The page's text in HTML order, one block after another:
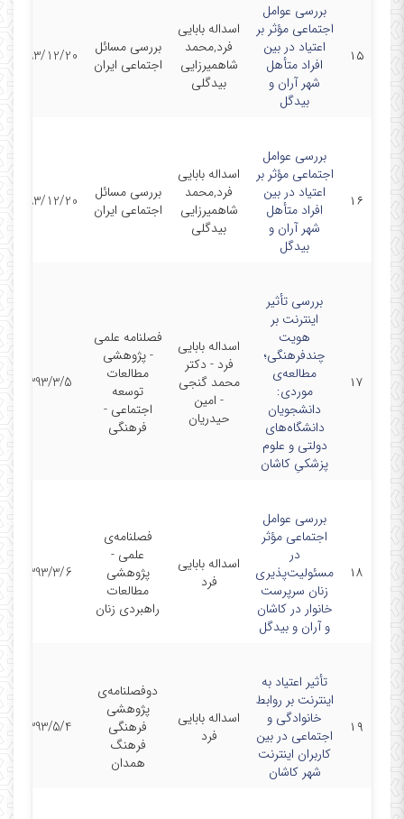
۱۵
بررسی عوامل
اجتماعی مؤثر بر
اعتیاد در بین
افراد متأهل
شهر آران و
بیدگل
اسداله بابایی
فرد,محمد
شاهمیرزایی
بیدگلی
بررسی مسائل
اجتماعی ایران
1393/12/20
۱۶
بررسی عوامل
اجتماعی مؤثر بر
اعتیاد در بین
افراد متأهل
شهر آران و
بیدگل
اسداله بابایی
فرد,محمد
شاهمیرزایی
بیدگلی
بررسی مسائل
اجتماعی ایران
1393/12/20
۱۷
بررسی تأثیر
اینترنت بر
هویت
چندفرهنگی؛
مطالعه‌ی
موردی:
دانشجویان
دانشگاه‌های
دولتی و علوم
پزشکیِ کاشان
اسداله بابایی
فرد - دکتر
محمد گنجی
- امین
حیدریان
فصلنامه علمی
- پژوهشی
مطالعات
توسعه‌
اجتماعی -
فرهنگی
1393/3/5
۱۸
بررسی عوامل
اجتماعی مؤثر
در
مسئولیت‌پذیری
زنان سرپرست
خانوار در کاشان
و آران و بیدگل
اسداله بابایی
فرد
فصلنامه‌ی
علمی -
پژوهشی
مطالعات
راهبردی زنان
1393/3/6
۱۹
تأثیر اعتیاد به
اینترنت بر روابط
خانوادگی و
اجتماعی در بین
کاربران اینترنت
شهر کاشان
اسداله بابایی
فرد
دوفصلنامه‌ی
پژوهشی
فرهنگی
فرهنگ
همدان
1393/5/4